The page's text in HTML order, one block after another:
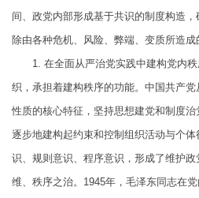
间、政党内部形成基于共识的制度构造
除由各种危机、风险、弊端、变质所造成
1. 在全面从严治党实践中建构党内
织，承担着建构秩序的功能。中国共产
性质的核心特征，坚持思想建党和制度治
逐步地建构起约束和控制组织活动与个
识、规则意识、程序意识，形成了维护
维、秩序之治。1945年，毛泽东同志在